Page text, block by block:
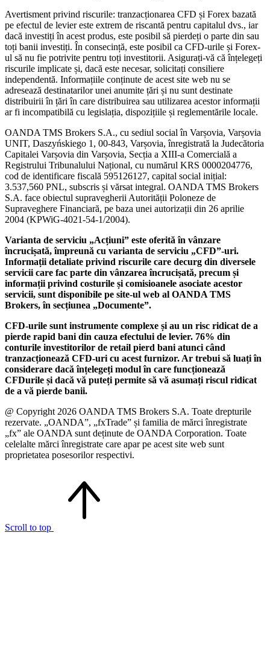
Avertisment privind riscurile: tranzacționarea CFD și Forex bazată
pe efectul de levier este extrem de riscantă pentru capitalul dvs., iar
dacă investiți în acest produs, este posibil să pierdeți o parte din sau
toți banii investiți. În consecință, este posibil ca CFD-urile și Forex-
ul să nu fie potrivite pentru toți investitorii. Asigurați-vă că înțelegeți
riscurile implicate și, dacă este necesar, solicitați consiliere
independentă. Informațiile conținute de acest site web nu se
adresează destinatarilor unei anumite țări și nu sunt destinate
distribuirii în țări în care distribuirea sau utilizarea acestor informații
ar fi incompatibilă cu legislația, dispozițiile și reglementările locale.
OANDA TMS Brokers S.A., cu sediul social în Varșovia, Varșovia
UNIT, Daszyńskiego 1, 00-843, Varșovia, înregistrată la Judecătoria
Capitalei Varșovia din Varșovia, Secția a XIII-a Comercială a
Registrului Tribunalului Național, cu numărul KRS 0000204776,
cod de identificare fiscală 595126127, capital social inițial:
3.537,560 PNL, subscris și vărsat integral. OANDA TMS Brokers
S.A. face obiectul supravegherii Autorității Poloneze de
Supraveghere Financiară, pe baza unei autorizații din 26 aprilie
2004 (KPWiG-4021-54-1/2004).
Varianta de serviciu „Acțiuni” este oferită în vânzare
încrucișată, împreună cu varianta de serviciu „CFD”-uri.
Informații detaliate privind riscurile care decurg din diversele
servicii care fac parte din vânzarea încrucișată, precum și
informații privind costurile și comisioanele asociate acestor
servicii, sunt disponibile pe site-ul web al OANDA TMS
Brokers, în secțiunea „Documente”.
CFD-urile sunt instrumente complexe și au un risc ridicat de a
pierde rapid bani din cauza efectului de levier. 76% din
conturile investitorilor de retail pierd bani atunci când
tranzacționează CFD-uri cu acest furnizor. Ar trebui să luați în
considerare dacă înțelegeți modul în care funcționează
CFDurile și dacă vă puteți permite să vă asumați riscul ridicat
de a vă pierde banii.
@ Copyright 2026 OANDA TMS Brokers S.A. Toate drepturile
rezervate. „OANDA”, „fxTrade” și familia de mărci înregistrate
„fx” ale OANDA sunt deținute de OANDA Corporation. Toate
celelalte mărci înregistrate care apar pe acest site web sunt
proprietatea posesorilor respectivi.
Scroll to top